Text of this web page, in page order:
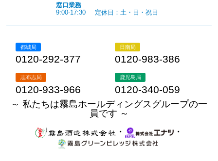
窓口業務
9:00-17:30
定休日：土・日・祝日
都城局
0120-292-377
日南局
0120-983-386
志布志局
0120-933-966
鹿児島局
0120-340-059
～ 私たちは霧島ホールディングスグループの一
員です ～
・
・